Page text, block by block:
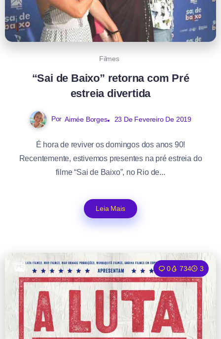
Filmes
“Sai de Baixo” retorna com Pré
estreia divertida
Por Aimée Borges 23 De Fevereiro De 2019
É hora de reviver os domingos dos anos 90!
Recentemente, estivemos presentes na pré estreia do
filme “Sai de Baixo”, no Rio de...
Leia Mais
0 734 3